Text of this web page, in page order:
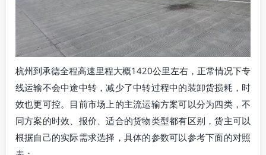
杭州到承德全程高速里程大概1420公里左右，正常情况下专
线运输不会中途中转，减少了中转过程中的装卸货损耗，时
效也更可控。目前市场上的主流运输方案可以分为四类，不
同方案的时效、报价、适合的货物类型都有区别，货主可以
根据自己的实际需求选择，具体的参数可以参考下面的对照